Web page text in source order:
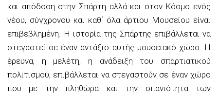
και απόδοση στην Σπάρτη αλλά και στον Κόσμο ενός
νέου, σύγχρονου και καθ΄ όλα άρτιου Μουσείου είναι
επιβεβλημένη. Η ιστορία της Σπάρτης επιβάλλεται να
στεγαστεί σε έναν αντάξιο αυτής μουσειακό χώρο. Η
έρευνα, η μελέτη, η ανάδειξη του σπαρτιατικού
πολιτισμού, επιβάλλεται να στεγαστούν σε έναν χώρο
που με την πληθώρα και την σπανιότητα των